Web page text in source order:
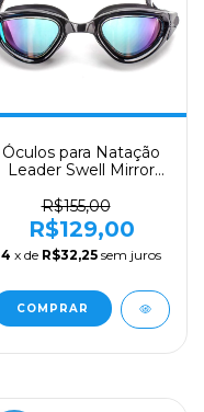
Óculos para Natação
Leader Swell Mirror
R$155,00
R$129,00
4 x de R$32,25 sem juros